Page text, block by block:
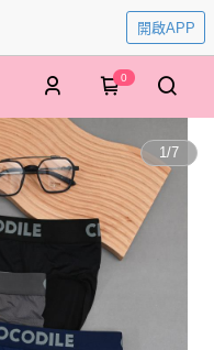
開啟APP
0
1/7